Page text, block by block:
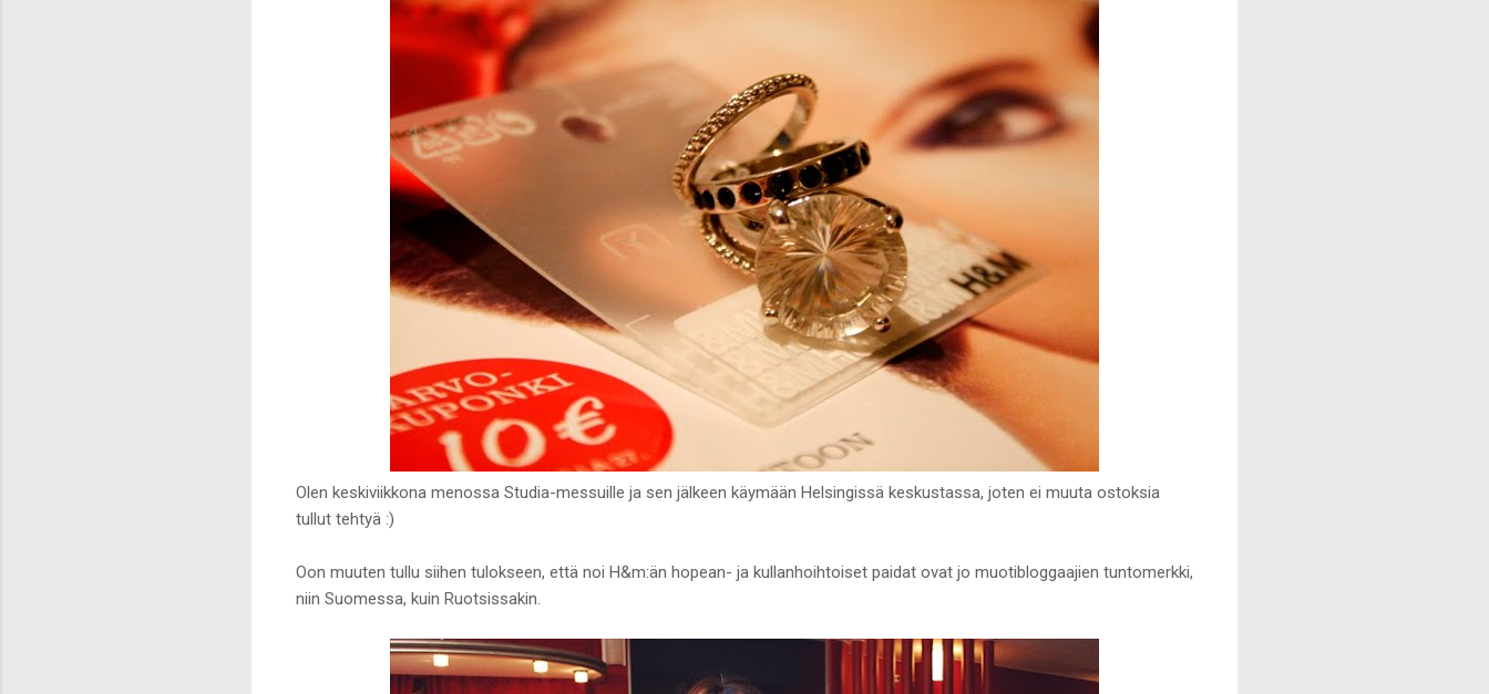
Olen keskiviikkona menossa Studia-messuille ja sen jälkeen käymään Helsingissä keskustassa, joten ei muuta ostoksia
tullut tehtyä :)
Oon muuten tullu siihen tulokseen, että noi H&m:än hopean- ja kullanhoihtoiset paidat ovat jo muotibloggaajien tuntomerkki,
niin Suomessa, kuin Ruotsissakin.